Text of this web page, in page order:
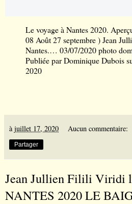
Le voyage à Nantes 2020.
08 Août 27 septembre ) Jean
Nantes.… 03/07/2020 photo
Publiée parDominique Dubois
2020
àjuillet 17, 2020 Aucun commentaire:
Partager
Jean Jullien Filili Viridi
NANTES 2020 LE